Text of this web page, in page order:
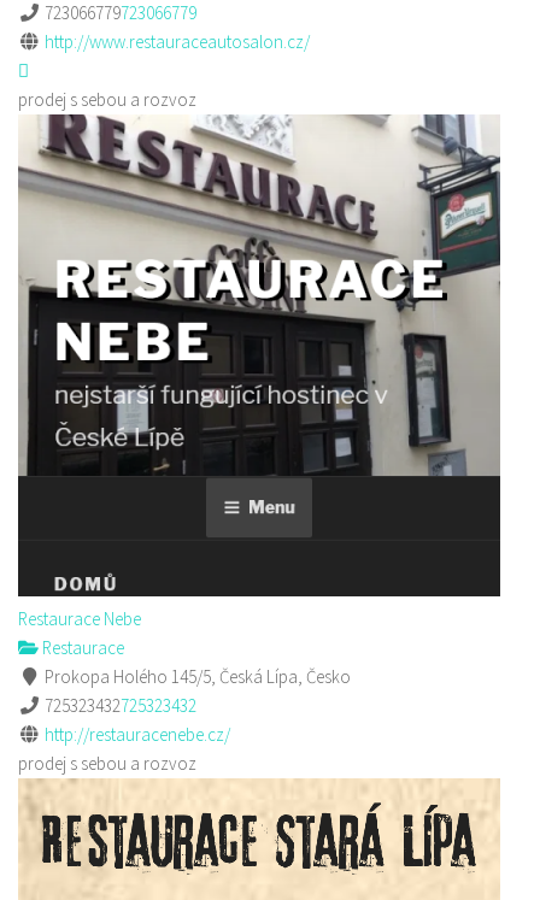
723066779723066779
http://www.restauraceautosalon.cz/
prodej s sebou a rozvoz
Restaurace Nebe
Restaurace
Prokopa Holého 145/5, Česká Lípa, Česko
725323432725323432
http://restauracenebe.cz/
prodej s sebou a rozvoz